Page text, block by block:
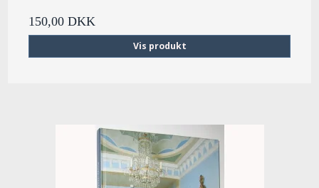
150,00 DKK
Vis produkt